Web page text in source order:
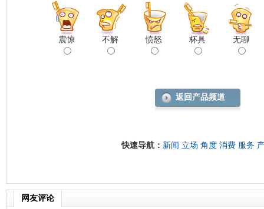
震惊 不解 愤怒 杯具 无聊
返回产品频道
快速导航： 新闻 立场 角度 消费 服务
网友评论